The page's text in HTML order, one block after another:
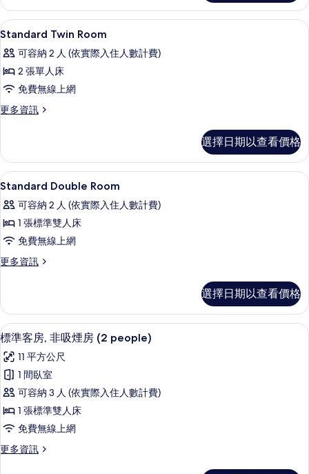
相
片
Room
的
詳
顯
示
Standard
Twin
Room
的
相
片
羽絨被、書桌、遮光布/窗簾、免費無
1
Standard Twin Room
可容納 2 人 (依實際入住人數計費)
2 張單人床
免費無線上網
更多資訊
更
Room
的
詳
選擇日期以查看價格
顯
示
Standard
Double
Room
的
相
片
羽絨被、書桌、遮光布/窗簾、免費無
1
Standard Double Room
可容納 2 人 (依實際入住人數計費)
1 張標準雙人床
免費無線上網
更多資訊
更
Room
的
詳
選擇日期以查看價格
顯
示
標
準
客
房,
吸
標準客房, 非吸煙房 (2 people) | 羽絨
29
標準客房, 非吸煙房 (2 people)
11 平方公尺
1 間臥室
可容納 3 人 (依實際入住人數計費)
1 張標準雙人床
免費無線上網
更多資訊
更